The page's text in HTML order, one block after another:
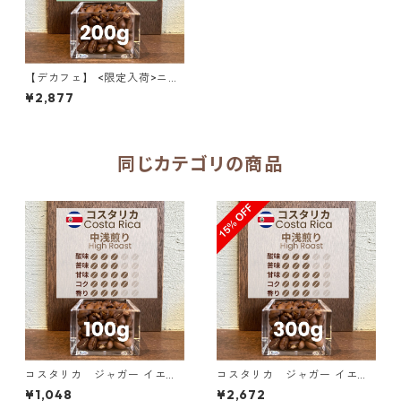
【デカフェ】 <限定入荷>ニカ
ラグア 高級デカフェ ゴールド
マウンテン カーボニックマセ
¥2,877
同じカテゴリの商品
コスタリカ ジャガー イエロ
¥1,048
コスタリカ ジャガー イエロ
ーハニー SHB 300g（100g単
価の15％OFF）
¥2,672